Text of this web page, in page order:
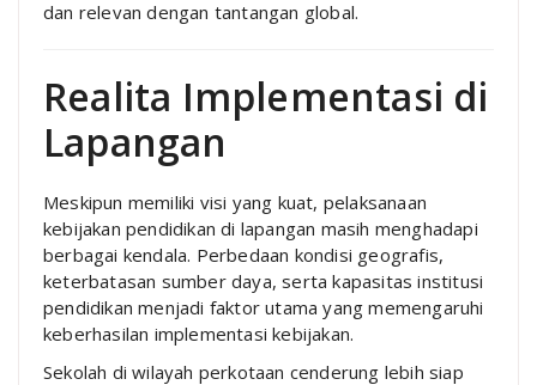
dan relevan dengan tantangan global.
Realita Implementasi di
Lapangan
Meskipun memiliki visi yang kuat, pelaksanaan
kebijakan pendidikan di lapangan masih menghadapi
berbagai kendala. Perbedaan kondisi geografis,
keterbatasan sumber daya, serta kapasitas institusi
pendidikan menjadi faktor utama yang memengaruhi
keberhasilan implementasi kebijakan.
Sekolah di wilayah perkotaan cenderung lebih siap